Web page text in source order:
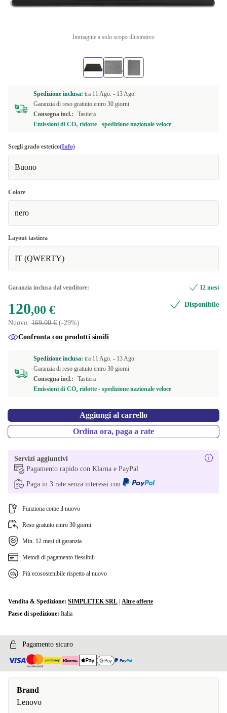
Immagine a solo scopo illustrativo
Spedizione inclusa: tra 11 Ago. - 13 Ago.
Garanzia di reso gratuito entro 30 giorni
Consegna incl.:
Tastiera
Emissioni di CO₂ ridotte - spedizione nazionale veloce
Scegli grado estetico(Info)
Buono
Colore
nero
Layout tastiera
IT (QWERTY)
Garanzia inclusa dal venditore: 12 mesi
120,00 €
Nuovo: 169,00 € (-29%)
Disponibile
Confronta con prodotti simili
Spedizione inclusa: tra 11 Ago. - 13 Ago.
Garanzia di reso gratuito entro 30 giorni
Consegna incl.:
Tastiera
Emissioni di CO₂ ridotte - spedizione nazionale veloce
Aggiungi al carrello
Ordina ora, paga a rate
Servizi aggiuntivi
Pagamento rapido con Klarna e PayPal
Paga in 3 rate senza interessi con
Funziona come il nuovo
Reso gratuito entro 30 giorni
Min. 12 mesi di garanzia
Metodi di pagamento flessibili
Più ecosostenibile rispetto al nuovo
Vendita & Spedizione: SIMPLETEK SRL Altre offerte
Paese di spedizione: Italia
Pagamento sicuro
Brand
Lenovo